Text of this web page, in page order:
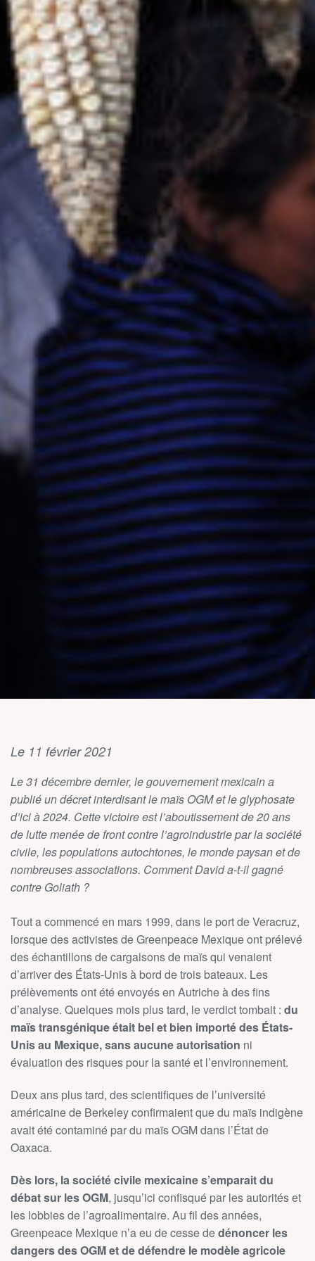
Le 11 février 2021
Le 31 décembre dernier, le gouvernement mexicain a
publié un décret interdisant le maïs OGM et le glyphosate
d’ici à 2024. Cette victoire est l’aboutissement de 20 ans
de lutte menée de front contre l’agroindustrie par la société
civile, les populations autochtones, le monde paysan et de
nombreuses associations. Comment David a-t-il gagné
contre Goliath ?
Tout a commencé en mars 1999, dans le port de Veracruz,
lorsque des activistes de Greenpeace Mexique ont prélevé
des échantillons de cargaisons de maïs qui venaient
d’arriver des États-Unis à bord de trois bateaux. Les
prélèvements ont été envoyés en Autriche à des fins
d’analyse. Quelques mois plus tard, le verdict tombait : du
maïs transgénique était bel et bien importé des États-
Unis au Mexique, sans aucune autorisation ni
évaluation des risques pour la santé et l’environnement.
Deux ans plus tard, des scientifiques de l’université
américaine de Berkeley confirmaient que du maïs indigène
avait été contaminé par du maïs OGM dans l’État de
Oaxaca.
Dès lors, la société civile mexicaine s’emparait du
débat sur les OGM, jusqu’ici confisqué par les autorités et
les lobbies de l’agroalimentaire. Au fil des années,
Greenpeace Mexique n’a eu de cesse dedénoncer les
dangers des OGM et de défendre le modèle agricole